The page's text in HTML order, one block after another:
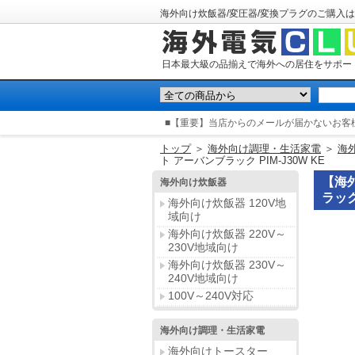
海外向け炊飯器/変圧器/変換プラグのご購入
日本最大級の品揃えで海外への居住をサポー
■【重要】当店からのメールが届かないお客
トップ＞ 海外向け調理・生活家電 ＞ 海
ト アーバンブラック PIM-J30W KE
海外向け炊飯器
海外向け炊飯器 120V地
域向け
海外向け炊飯器 220V～
230V地域向け
海外向け炊飯器 230V～
240V地域向け
100V～240V対応
海外向け調理・生活家電
海外向けトースター
【
ラッ